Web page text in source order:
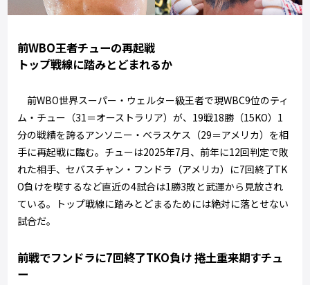
前WBO王者チューの再起戦
トップ戦線に踏みとどまれるか
前WBO世界スーパー・ウェルター級王者で現WBC9位のティ
ム・チュー（31＝オーストラリア）が、19戦18勝（15KO）1
分の戦績を誇るアンソニー・ベラスケス（29＝アメリカ）を相
手に再起戦に臨む。チューは2025年7月、前年に12回判定で敗
れた相手、セバスチャン・フンドラ（アメリカ）に7回終了TK
O負けを喫するなど直近の4試合は1勝3敗と武運から見放され
ている。トップ戦線に踏みとどまるためには絶対に落とせない
試合だ。
前戦でフンドラに7回終了TKO負け 捲土重来期すチュ
ー